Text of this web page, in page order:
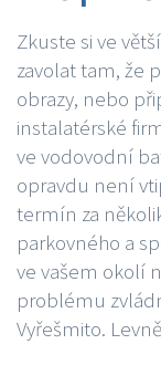
Zkuste si ve
zavolat tam, že
obrazy, nebo
instalatérské
ve vodovodní
opravdu není
termín za
parkovného a
ve vašem okolí
problému
Vyřešmito.